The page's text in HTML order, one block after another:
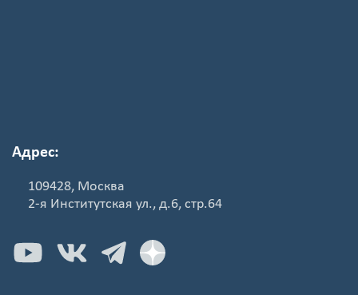
Адрес:
109428, Москва
2-я Институтская ул., д.6, стр.64